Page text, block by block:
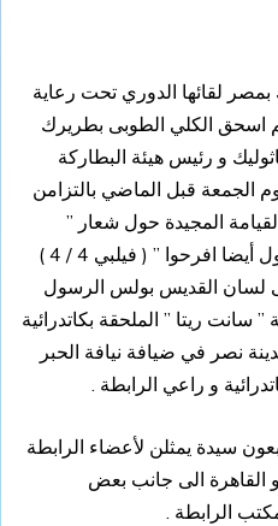
لقائها الدوري تحت رعاية
اسحق الكلي الطوبى بطريرك
و رئيس هيئة البطاركة
الجمعة قبل الماضي بالتزامن
المجيدة حول شعار ”
افرحوا في الرب كل حين .. و أقول أيضا افرحوا ” ( فيلبي 4 / 4 )
لسان القديس بولس الرسول
سانت ريتا ” الملحقة بكاتدرائية
نصر في ضيافة نيافة الحبر
و راعي الرابطة .
سيدة يمثلن لأعضاء الرابطة
القاهرة الى جانب بعض
الرابطة .